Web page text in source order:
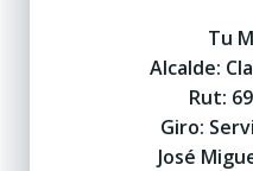
Tu
Alcalde:
Rut:
Giro:
José